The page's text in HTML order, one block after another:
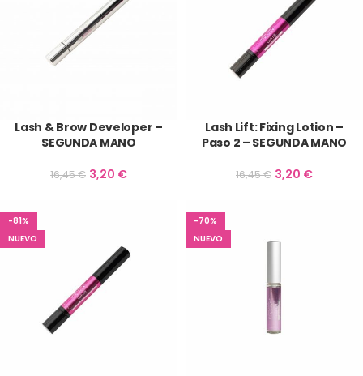
Lash & Brow Developer –
SEGUNDA MANO
16,45€ 3,20 €
Lash Lift: Fixing Lotion –
Paso 2 – SEGUNDA MANO
16,45€ 3,20 €
-81%
NUEVO
-70%
NUEVO